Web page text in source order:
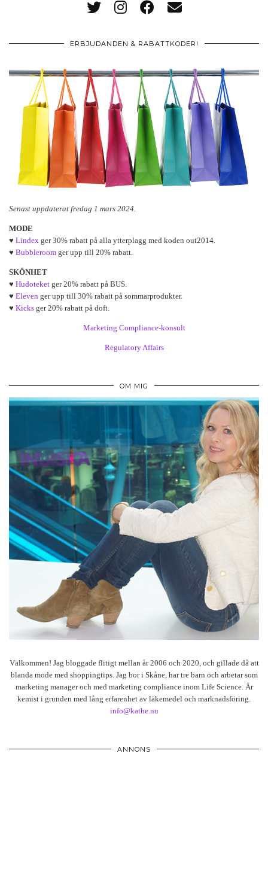
ERBJUDANDEN & RABATTKODER!
Senast uppdaterat fredag 1 mars 2024.
MODE
♥ Lindex ger 30% rabatt på alla ytterplagg med koden out2014.
♥ Bubbleroom ger upp till 20% rabatt.
SKÖNHET
♥ Hudoteket ger 20% rabatt på BUS.
♥ Eleven ger upp till 30% rabatt på sommarprodukter.
♥ Kicks ger 20% rabatt på doft.
Marketing Compliance-konsult
Regulatory Affairs
OM MIG
Välkommen! Jag bloggade flitigt mellan år 2006 och 2020, och gillade då att
blanda mode med shoppingtips. Jag bor i Skåne, har tre barn och arbetar som
marketing manager och med marketing compliance inom Life Science. Är
kemist i grunden med lång erfarenhet av läkemedel och marknadsföring.
info@kathe.nu
ANNONS